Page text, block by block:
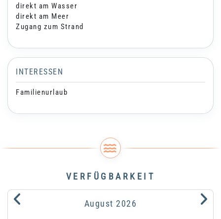
direkt am Wasser
direkt am Meer
Zugang zum Strand
INTERESSEN
Familienurlaub
VERFÜGBARKEIT
. August2026
.